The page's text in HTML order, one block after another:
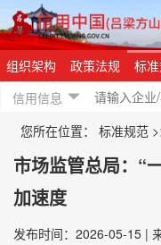
组织架构 政策法规 标
信用信息
您所在位置： 标准规范
市场监管总局：“
加速度
发布时间：2026-05-15 |